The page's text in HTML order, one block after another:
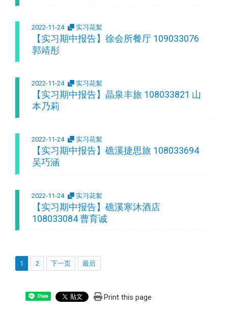
2022-11-24 实习花絮
【实习期中报告】徐会所餐厅 109033076
郭靖彤
2022-11-24 实习花絮
【实习期中报告】晶泉丰旅 108033821 山
本乃莉
2022-11-24 实习花絮
【实习期中报告】礁溪捷思旅 108033694
吴巧涵
2022-11-24 实习花絮
【实习期中报告】礁溪寒沐酒店
108033084 曹育诚
1 2 下一页 最后
Share Print this page